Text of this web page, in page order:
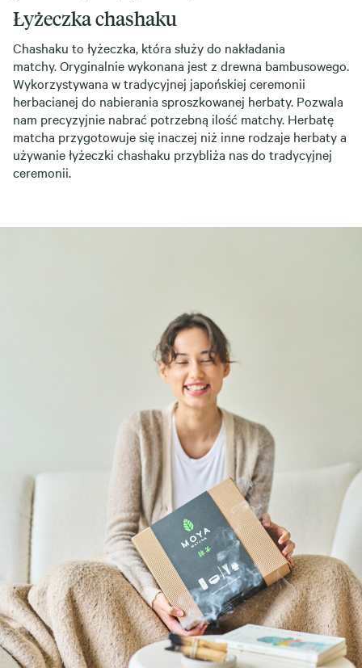
Łyżeczka chashaku
Chashaku to łyżeczka, która służy do nakładania
matchy. Oryginalnie wykonana jest z drewna bambusowego.
Wykorzystywana w tradycyjnej japońskiej ceremonii
herbacianej do nabierania sproszkowanej herbaty. Pozwala
nam precyzyjnie nabrać potrzebną ilość matchy. Herbatę
matcha przygotowuje się inaczej niż inne rodzaje herbaty a
używanie łyżeczki chashaku przybliża nas do tradycyjnej
ceremonii.